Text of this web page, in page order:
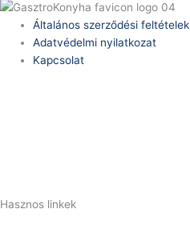
Általános szerződési feltételek
Adatvédelmi nyilatkozat
Kapcsolat
Hasznos linkek